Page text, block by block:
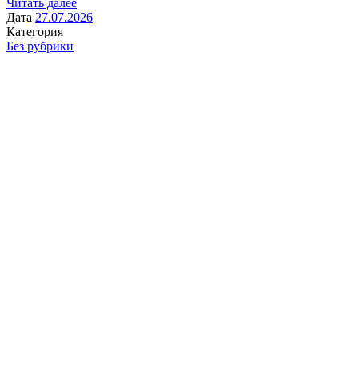
Читать далее
Дата 27.07.2026
Категория
Без рубрики